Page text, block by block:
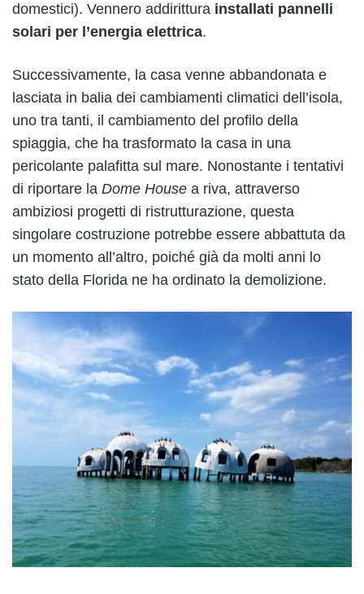
domestici). Vennero addirittura installati pannelli
solari per l’energia elettrica.
Successivamente, la casa venne abbandonata e
lasciata in balia dei cambiamenti climatici dell’isola,
uno tra tanti, il cambiamento del profilo della
spiaggia, che ha trasformato la casa in una
pericolante palafitta sul mare. Nonostante i tentativi
di riportare la Dome House a riva, attraverso
ambiziosi progetti di ristrutturazione, questa
singolare costruzione potrebbe essere abbattuta da
un momento all’altro, poiché già da molti anni lo
stato della Florida ne ha ordinato la demolizione.